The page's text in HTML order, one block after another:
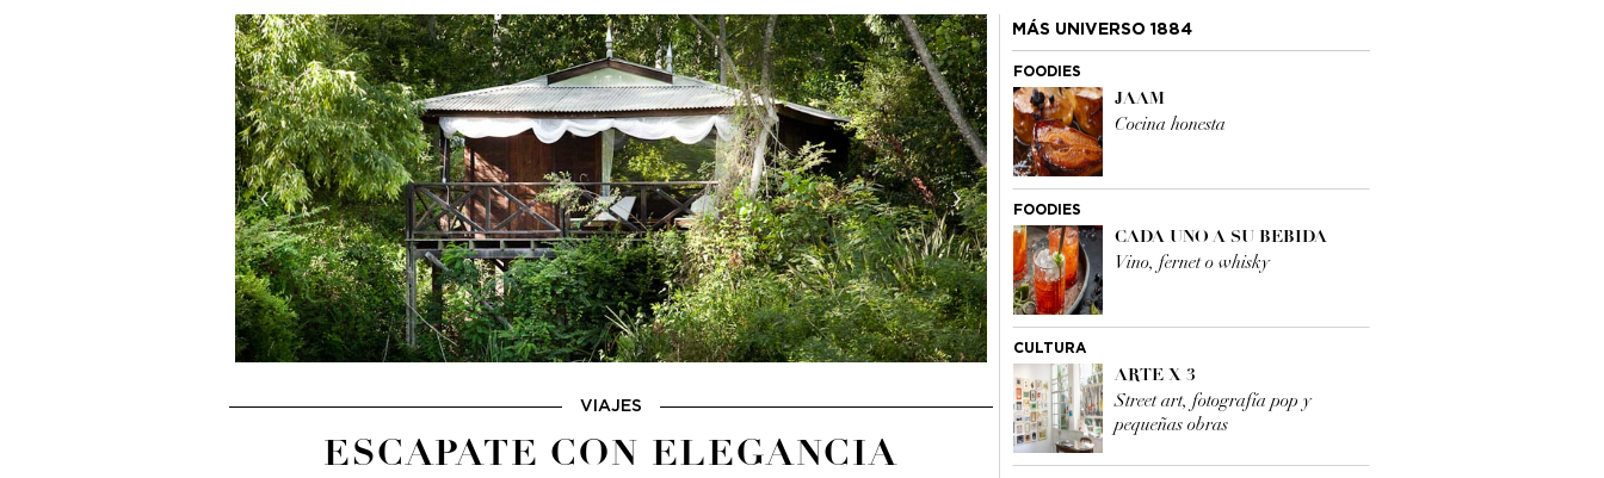
‹ ›
VIAJES
ESCAPATE CON ELEGANCIA
MÁS UNIVERSO 1884
FOODIES
JAAM
Cocina honesta
FOODIES
CADA UNO A SU BEBIDA
Vino, fernet o whisky
CULTURA
ARTE X 3
Street art, fotografía pop y
pequeñas obras